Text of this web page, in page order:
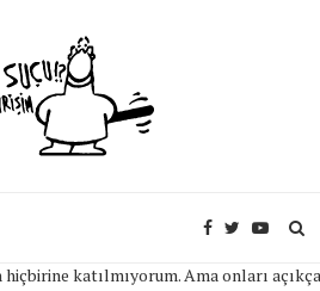
katılmıyorum. Ama onları açıkça